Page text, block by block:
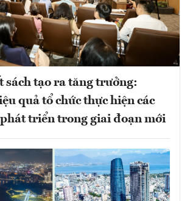
sách tạo ra tăng trưởng:
quả tổ chức thực hiện các
triển trong giai đoạn mới